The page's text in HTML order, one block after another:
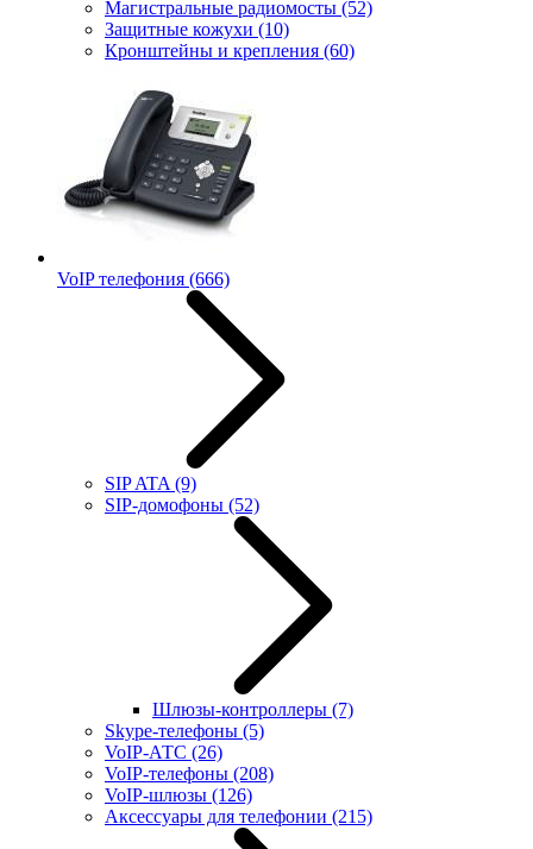
Магистральные радиомосты (52)
Защитные кожухи (10)
Кронштейны и крепления (60)
VoIP телефония (666)
SIP ATA (9)
SIP-домофоны (52)
Шлюзы-контроллеры (7)
Skype-телефоны (5)
VoIP-АТС (26)
VoIP-телефоны (208)
VoIP-шлюзы (126)
Аксессуары для телефонии (215)